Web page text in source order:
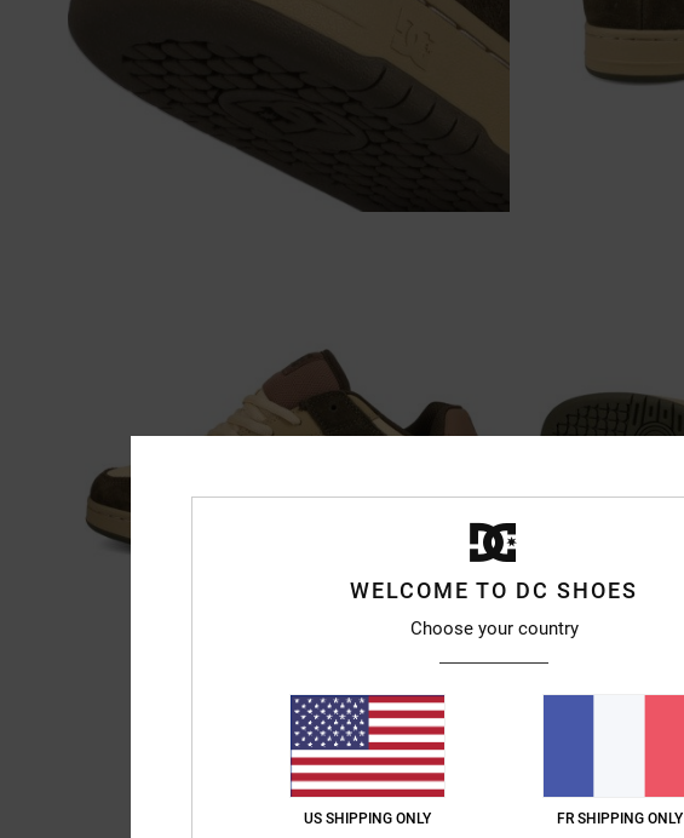
WELCOME TO DC SHOES
Choose your country
US SHIPPING ONLY FR SHIPPING ONLY